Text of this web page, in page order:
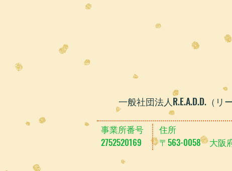
一般社団法人R.E.A.D.D.（リ
事業所番号
​2752520169
​住所
〒563-0058 大阪